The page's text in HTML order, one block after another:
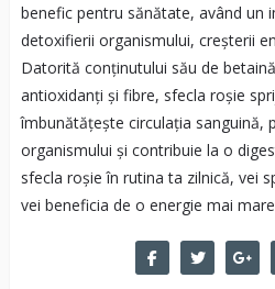
benefic pentru sănătate, având un
detoxifierii organismului, creșterii
Datorită conținutului său de
antioxidanți și fibre, sfecla roșie
îmbunătățește circulația sanguină,
organismului și contribuie la o
sfecla roșie în rutina ta zilnică, vei
vei beneficia de o energie mai